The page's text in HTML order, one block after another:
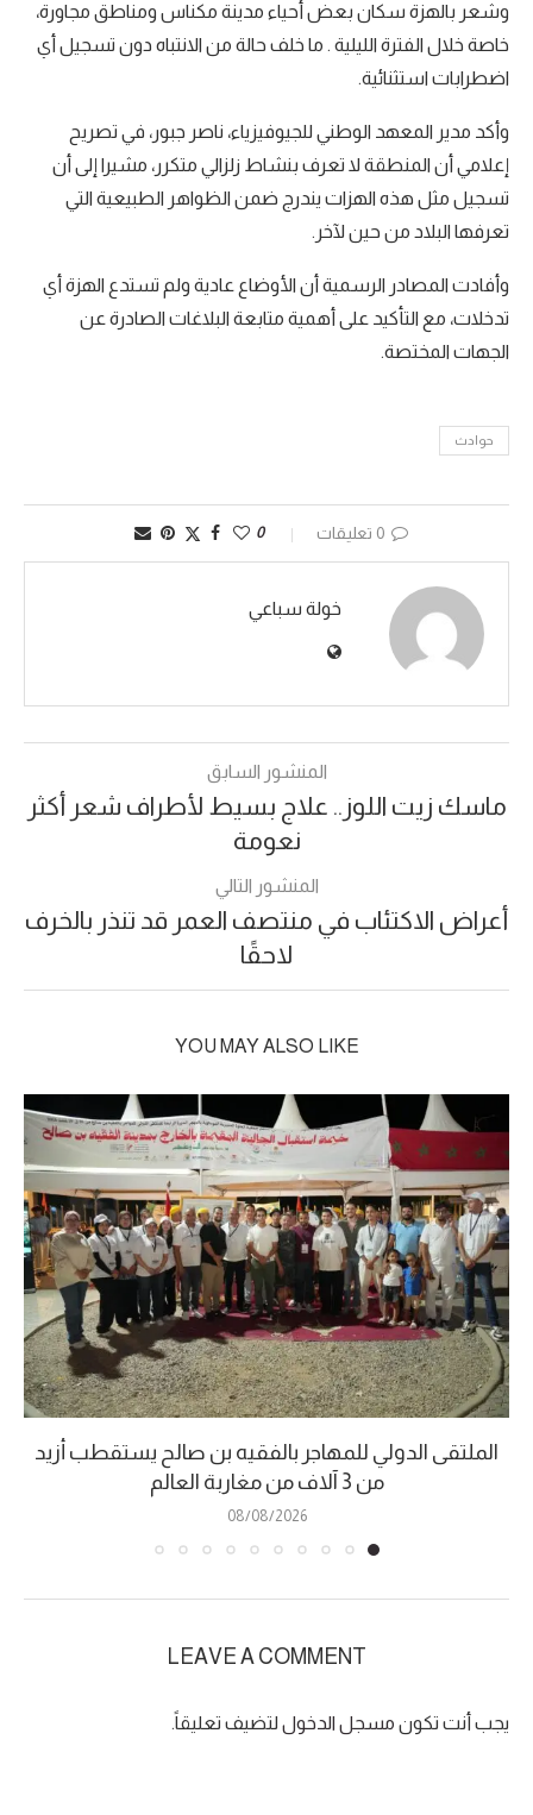
وشعر بالهزة سكان بعض أحياء مدينة مكناس ومناطق مجاورة،
خاصة خلال الفترة الليلية . ما خلف حالة من الانتباه دون تسجيل أي
اضطرابات استثنائية.
وأكد مدير المعهد الوطني للجيوفيزياء، ناصر جبور، في تصريح
إعلامي أن المنطقة لا تعرف بنشاط زلزالي متكرر، مشيرا إلى أن
تسجيل مثل هذه الهزات يندرج ضمن الظواهر الطبيعية التي
تعرفها البلاد من حين لآخر.
وأفادت المصادر الرسمية أن الأوضاع عادية ولم تستدع الهزة أي
تدخلات، مع التأكيد على أهمية متابعة البلاغات الصادرة عن
الجهات المختصة.
حوادث
0 تعليقات 0
خولة سباعي
المنشور السابق
ماسك زيت اللوز.. علاج بسيط لأطراف شعر أكثر
نعومة
المنشور التالي
أعراض الاكتئاب في منتصف العمر قد تنذر بالخرف
لاحقًا
YOU MAY ALSO LIKE
الملتقى الدولي للمهاجر بالفقيه بن صالح يستقطب أزيد
من 3 آلاف من مغاربة العالم
08/08/2026
LEAVE A COMMENT
يجب أنت تكون مسجل الدخول لتضيف تعليقاً.